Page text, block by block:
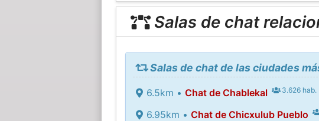
Salas de chat
Salas de chat de las ciudades
6.5km • Chat de Chablekal 3.626 hab.
6.95km • Chat de Chicxulub Pueblo